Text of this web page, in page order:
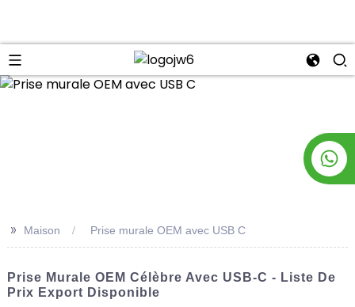
>> Maison Prise murale OEM avec USB C
Prise Murale OEM Célèbre Avec USB-C - Liste De
Prix Export Disponible